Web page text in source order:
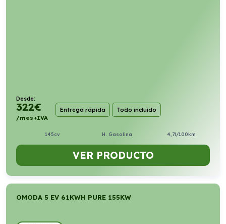
Desde:
322€
/mes+IVA
Entrega rápida Todo incluido
145cv H. Gasolina 4,7l/100km
VER PRODUCTO
OMODA 5 EV 61KWH PURE 155KW